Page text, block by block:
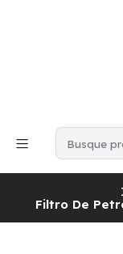
Filtro De